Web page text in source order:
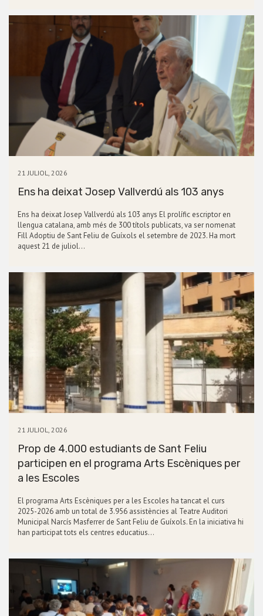
21 JULIOL, 2026
Ens ha deixat Josep Vallverdú als 103 anys
Ens ha deixat Josep Vallverdú als 103 anys El prolífic escriptor en
llengua catalana, amb més de 300 títols publicats, va ser nomenat
Fill Adoptiu de Sant Feliu de Guíxols el setembre de 2023. Ha mort
aquest 21 de juliol…
21 JULIOL, 2026
Prop de 4.000 estudiants de Sant Feliu
participen en el programa Arts Escèniques per
a les Escoles
El programa Arts Escèniques per a les Escoles ha tancat el curs
2025-2026 amb un total de 3.956 assistències al Teatre Auditori
Municipal Narcís Masferrer de Sant Feliu de Guíxols. En la iniciativa hi
han participat tots els centres educatius…